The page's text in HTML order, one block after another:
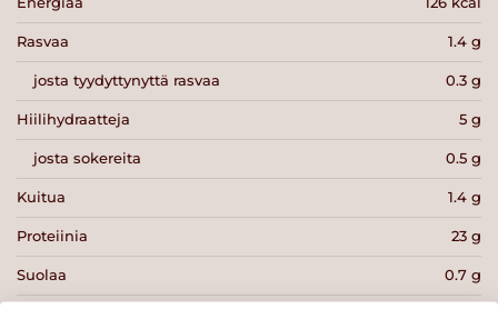
Rasvaa 1.4 g
josta tyydyttynyttä rasvaa 0.3 g
Hiilihydraatteja 5 g
josta sokereita 0.5 g
Kuitua 1.4 g
Proteiinia 23 g
Suolaa 0.7 g